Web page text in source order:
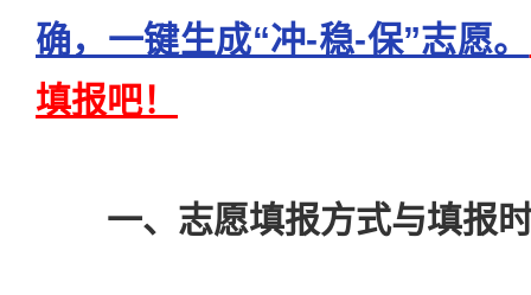
确，一键生成“冲-稳-保”志愿。
填报吧！
一、志愿填报方式与填报